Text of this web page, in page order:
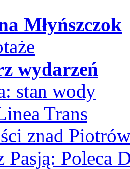
Młyńszczok
wydarzeń
stan wody
Trans
znad
Poleca